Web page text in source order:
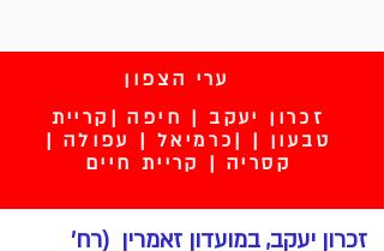
ערי הצפון
זכרון יעקב | חיפה |קריית
טבעון | |כרמיאל | עפולה |
קסריה | קריית חיים
זכרון יעקב, במועדון זאמרין (רח'